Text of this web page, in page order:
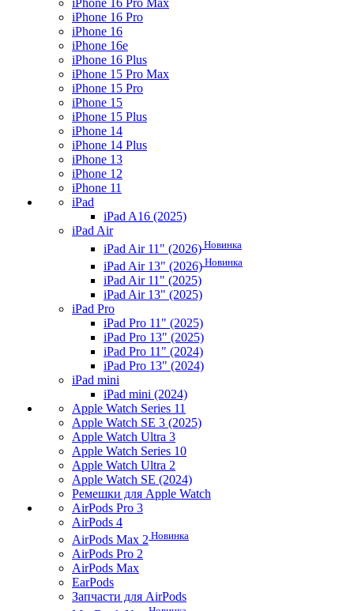
iPhone 16 Pro Max
iPhone 16 Pro
iPhone 16
iPhone 16e
iPhone 16 Plus
iPhone 15 Pro Max
iPhone 15 Pro
iPhone 15
iPhone 15 Plus
iPhone 14
iPhone 14 Plus
iPhone 13
iPhone 12
iPhone 11
iPad
iPad A16 (2025)
iPad Air
iPad Air 11" (2026) Новинка
iPad Air 13" (2026) Новинка
iPad Air 11" (2025)
iPad Air 13" (2025)
iPad Pro
iPad Pro 11" (2025)
iPad Pro 13" (2025)
iPad Pro 11" (2024)
iPad Pro 13" (2024)
iPad mini
iPad mini (2024)
Apple Watch Series 11
Apple Watch SE 3 (2025)
Apple Watch Ultra 3
Apple Watch Series 10
Apple Watch Ultra 2
Apple Watch SE (2024)
Ремешки для Apple Watch
AirPods Pro 3
AirPods 4
AirPods Max 2 Новинка
AirPods Pro 2
AirPods Max
EarPods
Запчасти для AirPods